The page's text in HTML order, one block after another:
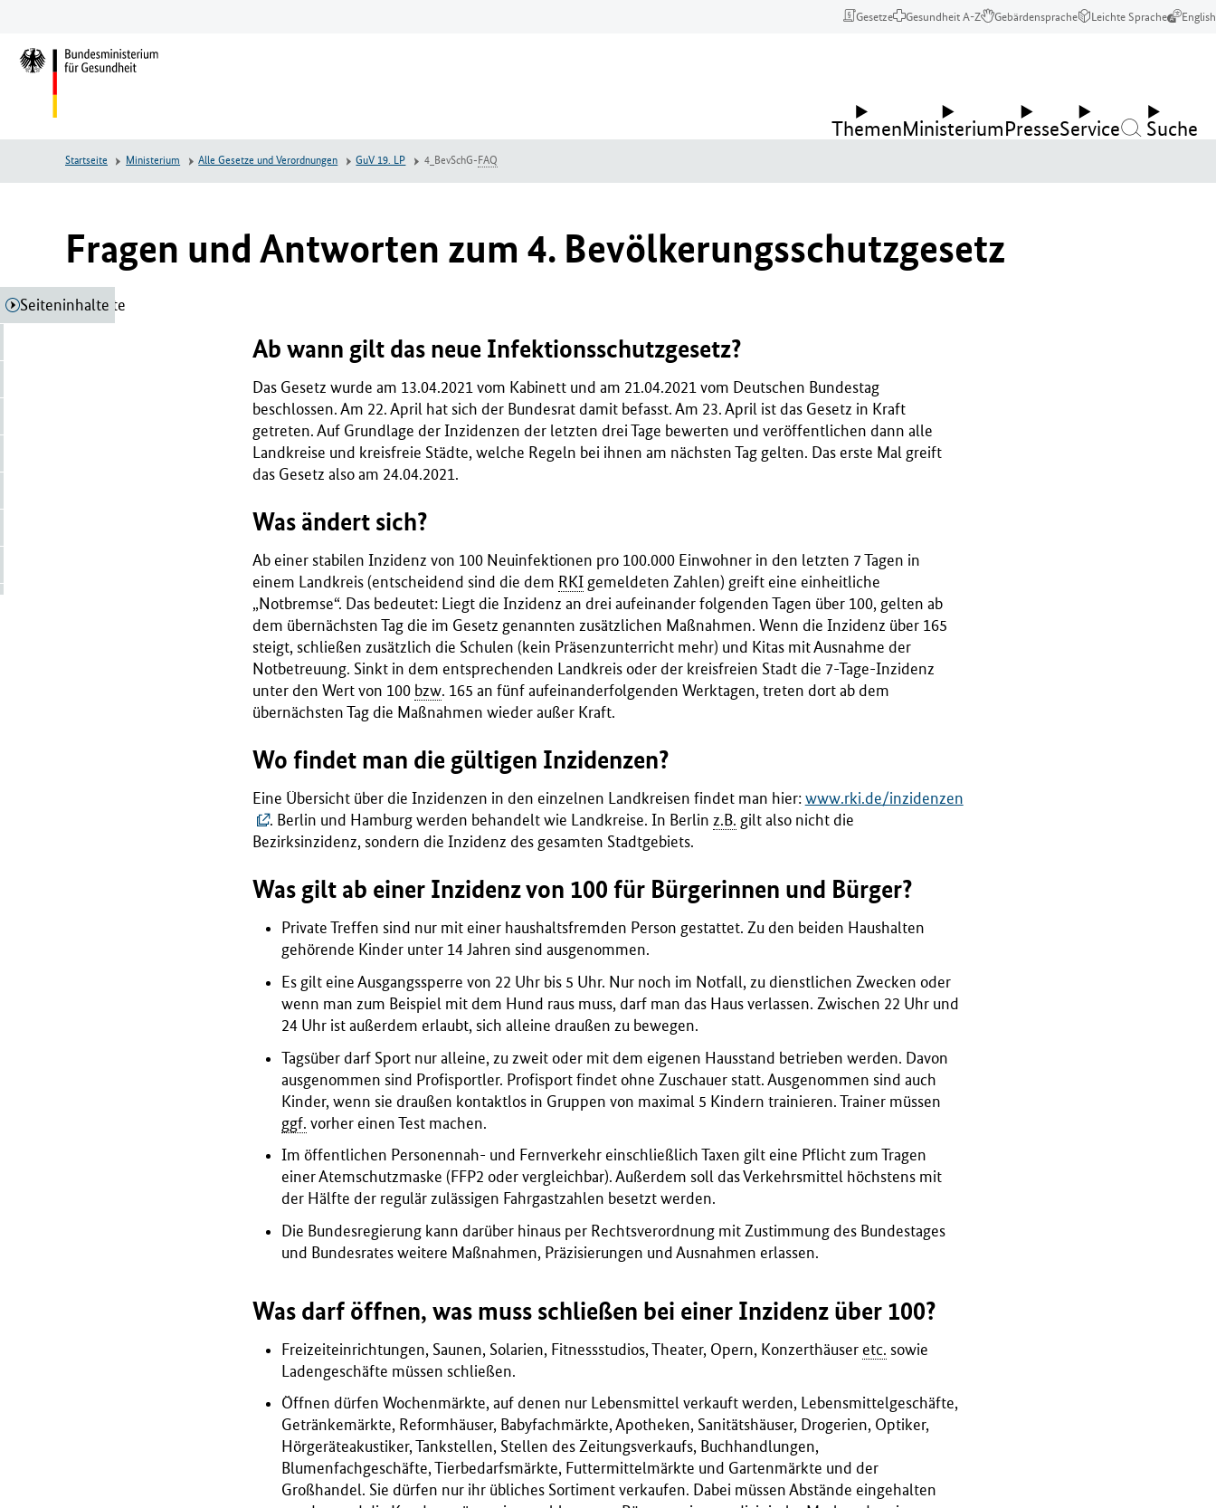
springen
springen
springen
Gesetze Gesundheit A-Z Gebärdensprache Leichte Sprache English
L
B
n
i
ThemenMinisteriumPresseService Suche
Startseite Ministerium Alle Gesetze und Verordnungen GuV 19. LP 4_BevSchG- FAQ
Fragen und Antworten zum 4. Bevölkerungsschutzgesetz
Seiteninhalte
Seiteninhalte
Ab wann gilt das neue Infektionsschutzgesetz?
Das Gesetz wurde am 13.04.2021 vom Kabinett und am 21.04.2021 vom Deutschen Bundestag
beschlossen. Am 22. April hat sich der Bundesrat damit befasst. Am 23. April ist das Gesetz in Kraft
getreten. Auf Grundlage der Inzidenzen der letzten drei Tage bewerten und veröffentlichen dann alle
Landkreise und kreisfreie Städte, welche Regeln bei ihnen am nächsten Tag gelten. Das erste Mal greift
das Gesetz also am 24.04.2021.
Was ändert sich?
Ab einer stabilen Inzidenz von 100 Neuinfektionen pro 100.000 Einwohner in den letzten 7 Tagen in
einem Landkreis (entscheidend sind die dem RKIgemeldeten Zahlen) greift eine einheitliche
„Notbremse“. Das bedeutet: Liegt die Inzidenz an drei aufeinander folgenden Tagen über 100, gelten ab
dem übernächsten Tag die im Gesetz genannten zusätzlichen Maßnahmen. Wenn die Inzidenz über 165
steigt, schließen zusätzlich die Schulen (kein Präsenzunterricht mehr) und Kitas mit Ausnahme der
Notbetreuung. Sinkt in dem entsprechenden Landkreis oder der kreisfreien Stadt die 7-Tage-Inzidenz
unter den Wert von 100 bzw. 165 an fünf aufeinanderfolgenden Werktagen, treten dort ab dem
übernächsten Tag die Maßnahmen wieder außer Kraft.
Wo findet man die gültigen Inzidenzen?
Eine Übersicht über die Inzidenzen in den einzelnen Landkreisen findet man hier: www.rki.de/inzidenzen
. Berlin und Hamburg werden behandelt wie Landkreise. In Berlinz.B. gilt also nicht die
Bezirksinzidenz, sondern die Inzidenz des gesamten Stadtgebiets.
Was gilt ab einer Inzidenz von 100 für Bürgerinnen und Bürger?
Private Treffen sind nur mit einer haushaltsfremden Person gestattet. Zu den beiden Haushalten
gehörende Kinder unter 14 Jahren sind ausgenommen.
Es gilt eine Ausgangssperre von 22 Uhr bis 5 Uhr. Nur noch im Notfall, zu dienstlichen Zwecken oder
wenn man zum Beispiel mit dem Hund raus muss, darf man das Haus verlassen. Zwischen 22 Uhr und
24 Uhr ist außerdem erlaubt, sich alleine draußen zu bewegen.
Tagsüber darf Sport nur alleine, zu zweit oder mit dem eigenen Hausstand betrieben werden. Davon
ausgenommen sind Profisportler. Profisport findet ohne Zuschauer statt. Ausgenommen sind auch
Kinder, wenn sie draußen kontaktlos in Gruppen von maximal 5 Kindern trainieren. Trainer müssen
ggf. vorher einen Test machen.
Im öffentlichen Personennah- und Fernverkehr einschließlich Taxen gilt eine Pflicht zum Tragen
einer Atemschutzmaske (FFP2 oder vergleichbar). Außerdem soll das Verkehrsmittel höchstens mit
der Hälfte der regulär zulässigen Fahrgastzahlen besetzt werden.
Die Bundesregierung kann darüber hinaus per Rechtsverordnung mit Zustimmung des Bundestages
und Bundesrates weitere Maßnahmen, Präzisierungen und Ausnahmen erlassen.
Was darf öffnen, was muss schließen bei einer Inzidenz über 100?
Freizeiteinrichtungen, Saunen, Solarien, Fitnessstudios, Theater, Opern, Konzerthäuser etc. sowie
Ladengeschäfte müssen schließen.
Öffnen dürfen Wochenmärkte, auf denen nur Lebensmittel verkauft werden, Lebensmittelgeschäfte,
Getränkemärkte, Reformhäuser, Babyfachmärkte, Apotheken, Sanitätshäuser, Drogerien, Optiker,
Hörgeräteakustiker, Tankstellen, Stellen des Zeitungsverkaufs, Buchhandlungen,
Blumenfachgeschäfte, Tierbedarfsmärkte, Futtermittelmärkte und Gartenmärkte und der
Großhandel. Sie dürfen nur ihr übliches Sortiment verkaufen. Dabei müssen Abstände eingehalten